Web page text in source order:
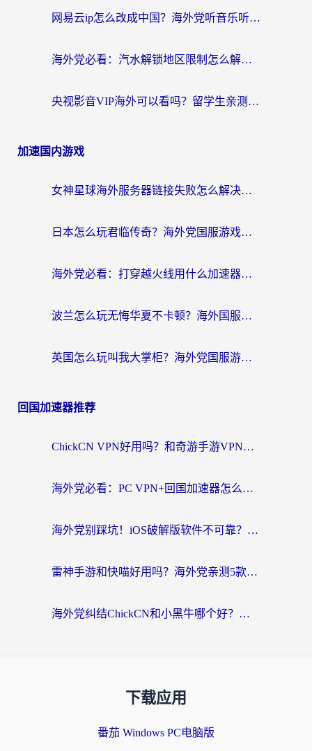
网易云ip怎么改成中国？海外党听音乐听书的无痛解决方案
海外党必看：汽水解锁地区限制怎么解除？3招解决国内影音&生活服务难题
央视影音VIP海外可以看吗？留学生亲测有效的回国加速器选择指南
加速国内游戏
女神星球海外服务器链接失败怎么解决？海外党国服游戏加速避坑指南
日本怎么玩君临传奇？海外党国服游戏加速避坑指南（附菲律宾欧洲玩家实测）
海外党必看：打穿越火线用什么加速器？解决延迟卡顿，还能玩奇妙拼图世界和第五人格
波兰怎么玩无悔华夏不卡顿？海外国服游戏加速器终极指南（附征途2萤火突击解决方案）
英国怎么玩叫我大掌柜？海外党国服游戏加速避坑指南（附实测推荐）
回国加速器推荐
ChickCN VPN好用吗？和奇游手游VPN对比哪个回国效果更好？海外党亲测实用指南
海外党必看：PC VPN+回国加速器怎么选？无缝访问国内资源全攻略
海外党别踩坑！iOS破解版软件不可靠？教你选对回国加速器无缝看国内资源
雷神手游和快喵好用吗？海外党亲测5款回国加速器，附斧牛Bling对比+微信视频号解决办法
海外党纠结ChickCN和小黑牛哪个好？一篇帮你选对回国加速器的实用指南
下载应用
番茄 Windows PC电脑版